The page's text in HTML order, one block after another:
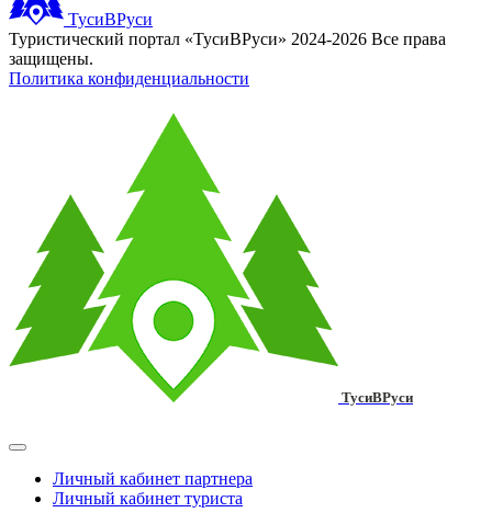
ТусиВРуси
Туристический портал «ТусиВРуси» 2024-2026 Все права
защищены.
Политика конфиденциальности
ТусиВРуси
Личный кабинет партнера
Личный кабинет туриста